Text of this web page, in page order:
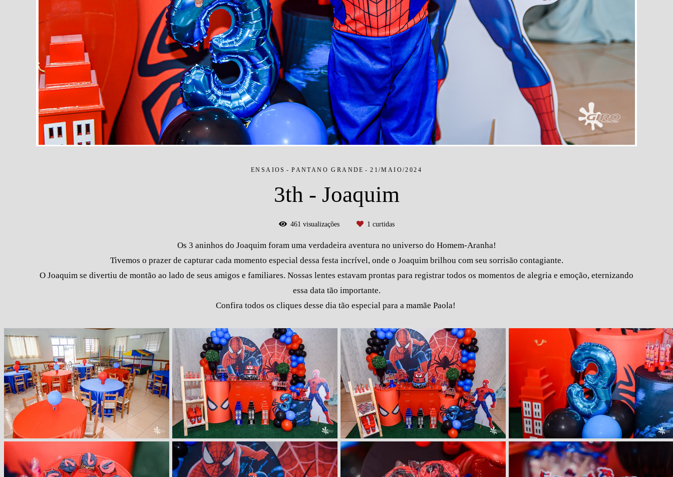
ENSAIOS PANTANO GRANDE 21/MAIO/2024
3th - Joaquim
461 visualizações 1 curtidas
Os 3 aninhos do Joaquim foram uma verdadeira aventura no universo do Homem-Aranha!
Tivemos o prazer de capturar cada momento especial dessa festa incrível, onde o Joaquim brilhou com seu sorrisão contagiante.
O Joaquim se divertiu de montão ao lado de seus amigos e familiares. Nossas lentes estavam prontas para registrar todos os momentos de alegria e emoção, eternizando
essa data tão importante.
Confira todos os cliques desse dia tão especial para a mamãe Paola!